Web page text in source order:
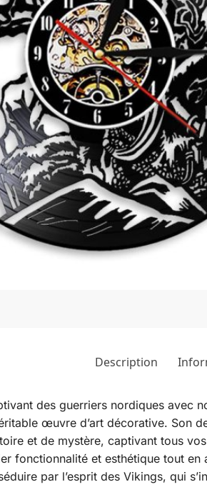
Description
des guerriers nordiques avec
œuvre d’art décorative. Son
et de mystère, captivant tous
fonctionnalité et esthétique tout
par l’esprit des Vikings, qui